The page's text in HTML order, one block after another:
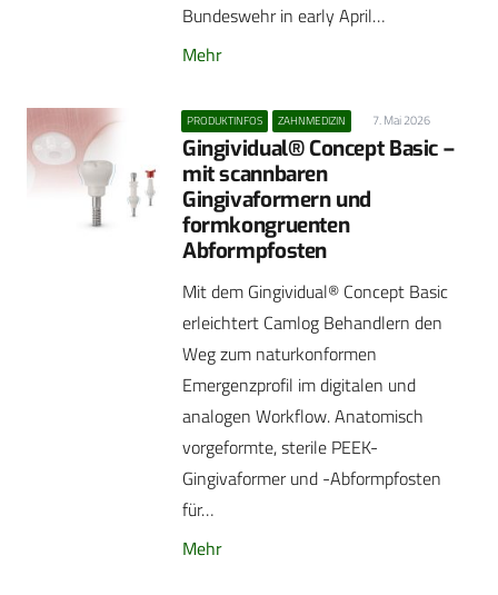
Bundeswehr in early April…
Mehr
PRODUKTINFOS ZAHNMEDIZIN 7. Mai 2026
Gingividual® Concept Basic –
mit scannbaren
Gingivaformern und
formkongruenten
Abformpfosten
Mit dem Gingividual® Concept Basic
erleichtert Camlog Behandlern den
Weg zum naturkonformen
Emergenzprofil im digitalen und
analogen Workflow. Anatomisch
vorgeformte, sterile PEEK-
Gingivaformer und -Abformpfosten
für…
Mehr